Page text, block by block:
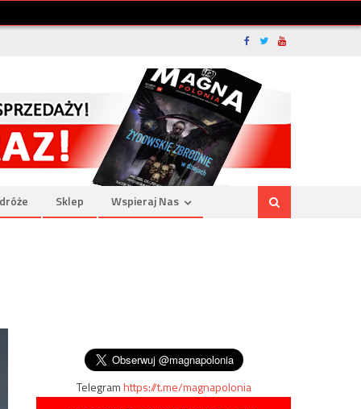
Sklep Wspieraj Nas
Telegramhttps://t.me/magnapolonia